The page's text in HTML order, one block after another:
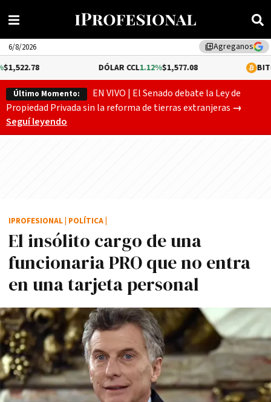
library_addAgreganos
6/8/2026
1.12%$1,577.08 0.05%
Último Momento:
EN VIVO | El Senado debate la Ley de
Propiedad Privada sin la reforma de tierras extranjeras El
→
Seguí leyendo
El insólito cargo de una
funcionaria PRO que no entra
en una tarjeta personal
IPROFESIONAL POLÍTICA